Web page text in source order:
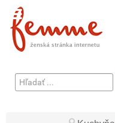
Hľadať
...